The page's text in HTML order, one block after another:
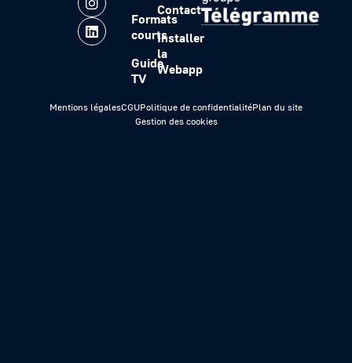
Formats
courts
Guide
TV
Contact
Installer
la
Webapp
Mentions légalesCGUPolitique de confidentialitéPlan du site
Gestion des cookies